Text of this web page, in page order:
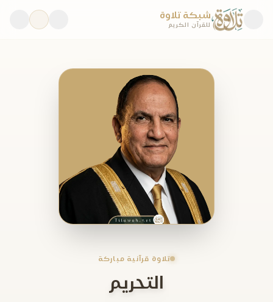
شبكة تلاوة
للقرآن الكريم
تلاوة قرآنية مباركة
التحريم